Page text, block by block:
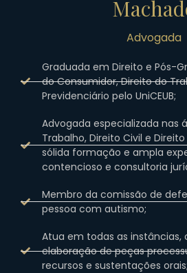
Advogada
Graduada em Direito e Pós-
do Consumidor, Direito do
Previdenciário pelo UniCEUB;
Advogada especializada nas
Trabalho, Direito Civil e
sólida formação e ampla
contencioso e consultoria
Membro da comissão de
pessoa com autismo;
Atua em todas as instâncias,
elaboração de peças
recursos e sustentações orais;